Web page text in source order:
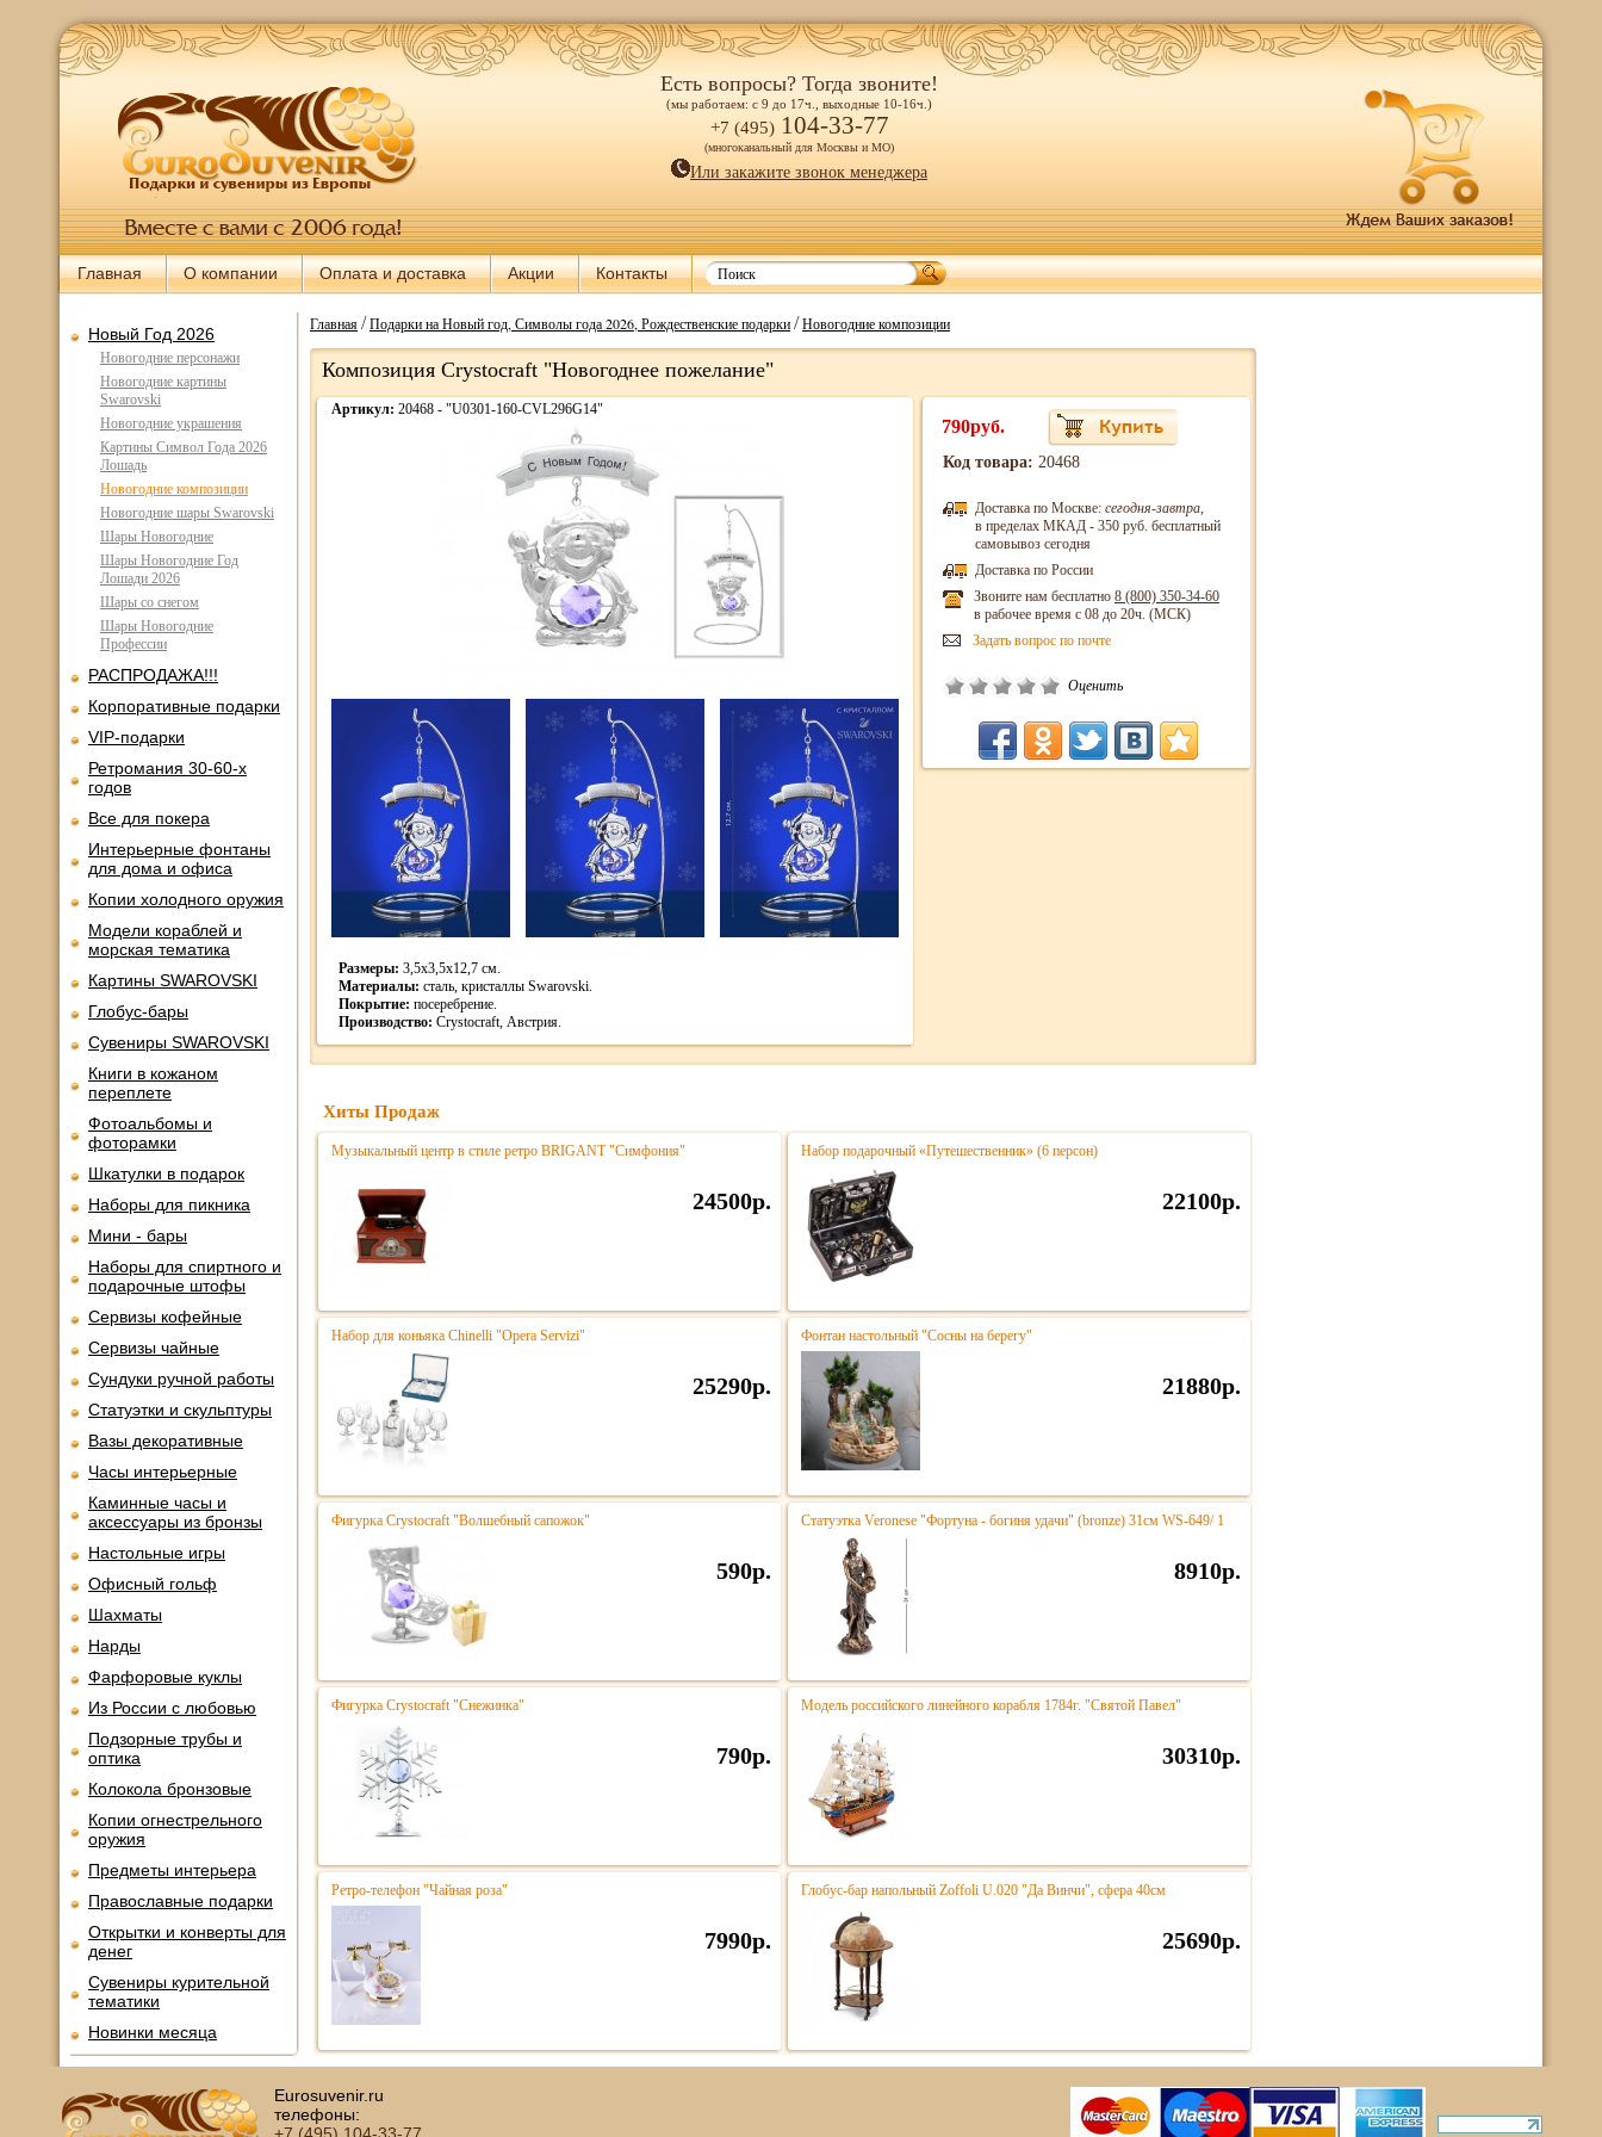
Есть вопросы? Тогда звоните!
(мы работаем: с 9 до 17ч., выходные 10-16ч.)
+7 (495) 104-33-77
(многоканальный для Москвы и МО)
Или закажите звонок менеджера
Главная О компании Оплата и доставка Акции Контакты
Новый Год 2026
Новогодние персонажи
Новогодние картины
Swarovski
Новогодние украшения
Картины Символ Года 2026
Лошадь
Новогодние композиции
Новогодние шары Swarovski
Шары Новогодние
Шары Новогодние Год
Лошади 2026
Шары со снегом
Шары Новогодние
Профессии
РАСПРОДАЖА!!!
Корпоративные подарки
VIP-подарки
Ретромания 30-60-х
годов
Все для покера
Интерьерные фонтаны
для дома и офиса
Копии холодного оружия
Модели кораблей и
морская тематика
Картины SWAROVSKI
Глобус-бары
Сувениры SWAROVSKI
Книги в кожаном
переплете
Фотоальбомы и
фоторамки
Шкатулки в подарок
Наборы для пикника
Мини - бары
Наборы для спиртного и
подарочные штофы
Сервизы кофейные
Сервизы чайные
Сундуки ручной работы
Статуэтки и скульптуры
Вазы декоративные
Часы интерьерные
Каминные часы и
аксессуары из бронзы
Настольные игры
Офисный гольф
Шахматы
Нарды
Фарфоровые куклы
Из России с любовью
Подзорные трубы и
оптика
Колокола бронзовые
Копии огнестрельного
оружия
Предметы интерьера
Православные подарки
Открытки и конверты для
денег
Сувениры курительной
тематики
Новинки месяца
Главная/Подарки на Новый год, Символы года 2026, Рождественские подарки/Новогодние композиции
Композиция Crystocraft "Новогоднее пожелание"
Артикул: 20468 - "U0301-160-CVL296G14"
Размеры: 3,5х3,5х12,7 см.
Материалы: сталь, кристаллы Swarovski.
Покрытие: посеребрение.
Производство: Crystocraft, Австрия.
790руб.
Код товара: 20468
Доставка по Москве: сегодня-завтра,
в пределах МКАД - 350 руб. бесплатный
самовывоз сегодня
Доставка по России
Звоните нам бесплатно 8 (800) 350-34-60
в рабочее время с 08 до 20ч. (МСК)
Задать вопрос по почте
Оценить
Хиты Продаж
Музыкальный центр в стиле ретро BRIGANT "Симфония"
24500р.
Набор подарочный «Путешественник» (6 персон)
22100р.
Набор для коньяка Chinelli "Opera Servizi"
25290р.
Фонтан настольный "Сосны на берегу"
21880р.
Фигурка Crystocraft "Волшебный сапожок"
590р.
Статуэтка Veronese "Фортуна - богиня удачи" (bronze) 31см WS-649/ 1
8910р.
Фигурка Crystocraft "Снежинка"
790р.
Модель российского линейного корабля 1784г. "Святой Павел"
30310р.
Ретро-телефон "Чайная роза"
7990р.
Глобус-бар напольный Zoffoli U.020 "Да Винчи", сфера 40см
25690р.
Eurosuvenir.ru
телефоны: